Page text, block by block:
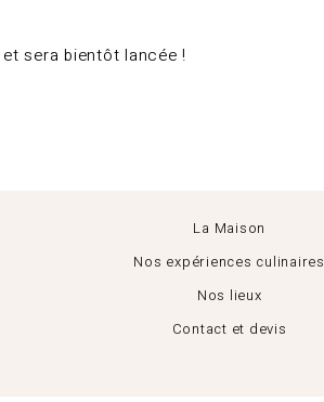
sera bientôt lancée !
La Maison
Nos expériences culinaires
Nos lieux
Contact et devis